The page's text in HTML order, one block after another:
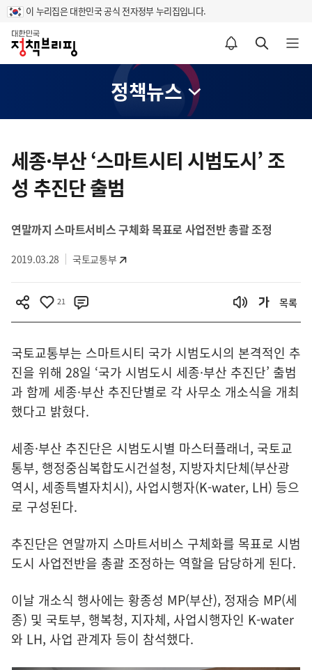
이 누리집은 대한민국 공식 전자정부 누리집입니다.
홈
알림설정 바로가기 검색 바로가기 메뉴 열기
정책뉴스
츠
영
세종·부산 ‘스마트시티 시범도시’ 조
성 추진단 출범
연말까지 스마트서비스 구체화 목표로 사업전반 총괄 조정
2019.03.28 국토교통부
21 목록
국토교통부는 스마트시티 국가 시범도시의 본격적인 추
진을 위해 28일 ‘국가 시범도시 세종·부산 추진단’ 출범
과 함께 세종·부산 추진단별로 각 사무소 개소식을 개최
했다고 밝혔다.
세종·부산 추진단은 시범도시별 마스터플래너, 국토교
통부, 행정중심복합도시건설청, 지방자치단체(부산광
역시, 세종특별자치시), 사업시행자(K-water, LH) 등으
로 구성된다.
추진단은 연말까지 스마트서비스 구체화를 목표로 시범
도시 사업전반을 총괄 조정하는 역할을 담당하게 된다.
이날 개소식 행사에는 황종성 MP(부산), 정재승 MP(세
종) 및 국토부, 행복청, 지자체, 사업시행자인 K-water
와 LH, 사업 관계자 등이 참석했다.